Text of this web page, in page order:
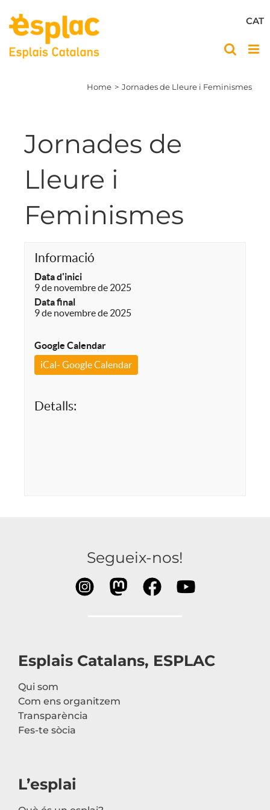
content
CAT
Home Jornades de Lleure i Feminismes
Jornades de
Lleure i
Feminismes
Informació
Data d'inici
9 de novembre de 2025
Data final
9 de novembre de 2025
Google Calendar
iCal- Google Calendar
Detalls:
Segueix-nos!
Esplais Catalans, ESPLAC
Qui som
Com ens organitzem
Transparència
Fes-te sòcia
L’esplai